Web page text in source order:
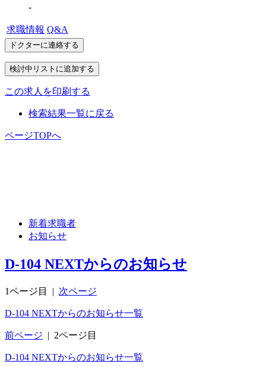
-
求職情報 Q&A
この求人を印刷する
検索結果一覧に戻る
ページTOPへ
新着求職者
お知らせ
D-104 NEXTからのお知らせ
1ページ目 | 次ページ
D-104 NEXTからのお知らせ一覧
前ページ | 2ページ目
D-104 NEXTからのお知らせ一覧